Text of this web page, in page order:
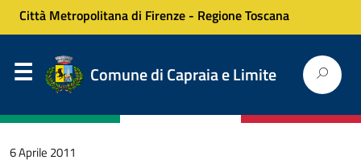
Città Metropolitana di Firenze - Regione Toscana
Comune di Capraia e Limite
6 Aprile 2011